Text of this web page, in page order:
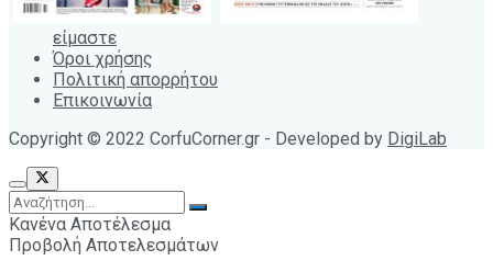
είμαστε
Όροι χρήσης
Πολιτική απορρήτου
Επικοινωνία
Copyright © 2022 CorfuCorner.gr - Developed by DigiLab
Κανένα Αποτέλεσμα
Προβολή Αποτελεσμάτων